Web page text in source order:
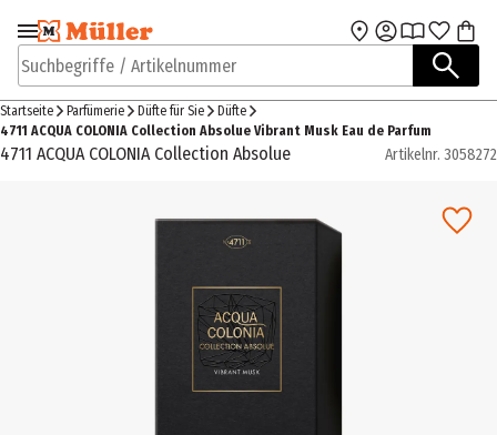
Zur Navigation
springen
Zum Hauptinhalt
Suchbegriffe / Artikelnummer
Startseite Parfümerie Düfte für Sie
Düfte
4711 ACQUA COLONIA Collection Absolue Vibrant Musk Eau de Parfum
4711 ACQUA COLONIA Collection Absolue Artikelnr. 3058272